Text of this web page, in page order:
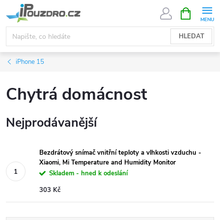
na
obsah
HLEDAT
NÁKUPNÍ
KOŠÍK
iPhone 15
Chytrá domácnost
Nejprodávanější
Bezdrátový snímač vnitřní teploty a vlhkosti vzduchu -
Xiaomi, Mi Temperature and Humidity Monitor
Skladem - hned k odeslání
303 Kč